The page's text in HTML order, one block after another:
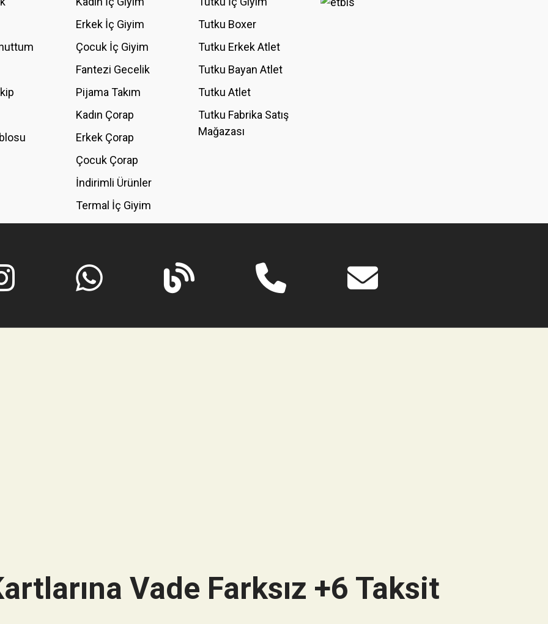
Erkek İç Giyim
Çocuk İç Giyim
Fantezi Gecelik
Pijama Takım
Kadın Çorap
Erkek Çorap
Çocuk Çorap
İndirimli Ürünler
Termal İç Giyim
Tutku Boxer
Tutku Erkek Atlet
Tutku Bayan Atlet
Tutku Atlet
Tutku Fabrika Satış
Mağazası
Vade Farksız +6 Taksit